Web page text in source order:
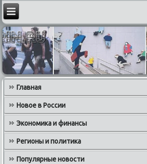
Главная
Новое в России
Экономика и финансы
Регионы и политика
Популярные новости